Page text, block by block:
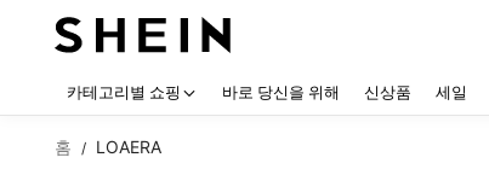
카테고리별 쇼핑 바로 당신을 위해 신상품 세일
홈 / LOAERA